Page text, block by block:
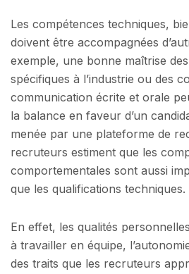
Les compétences techniques,
doivent être accompagnées
exemple, une bonne maîtrise
spécifiques à l’industrie ou des
communication écrite et orale
la balance en faveur d’un
menée par une plateforme de
recruteurs estiment que les
comportementales sont aussi
que les qualifications techniques.
En effet, les qualités
à travailler en équipe,
des traits que les recruteurs